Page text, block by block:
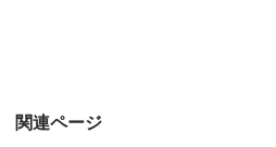
関連ページ